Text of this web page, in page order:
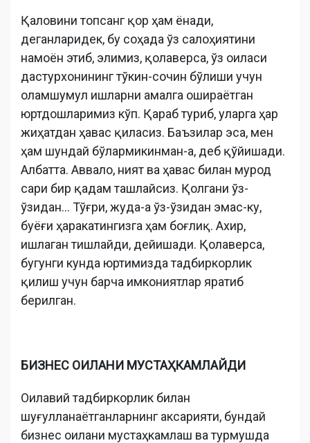
Қаловини топсанг қор ҳам ёнади,
деганларидек, бу соҳада ўз салоҳиятини
намоён этиб, элимиз, қолаверса, ўз оиласи
дастурхонининг тўкин-сочин бўлиши учун
оламшумул ишларни амалга ошираётган
юртдошларимиз кўп. Қараб туриб, уларга ҳар
жиҳатдан ҳавас қиласиз. Баъзилар эса, мен
ҳам шундай бўлармикинман-а, деб қўйишади.
Албатта. Аввало, ният ва ҳавас билан мурод
сари бир қадам ташлайсиз. Қолгани ўз-
ўзидан... Тўғри, жуда-а ўз-ўзидан эмас-ку,
буёғи ҳаракатингизга ҳам боғлиқ. Ахир,
ишлаган тишлайди, дейишади. Қолаверса,
бугунги кунда юртимизда тадбиркорлик
қилиш учун барча имкониятлар яратиб
берилган.
БИЗНЕС ОИЛАНИ МУСТАҲКАМЛАЙДИ
Оилавий тадбиркорлик билан
шуғулланаётганларнинг аксарияти, бундай
бизнес оилани мустаҳкамлаш ва турмушда